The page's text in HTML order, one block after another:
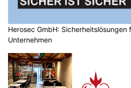
Herosec GmbH: Sicherheitslösungen
Unternehmen